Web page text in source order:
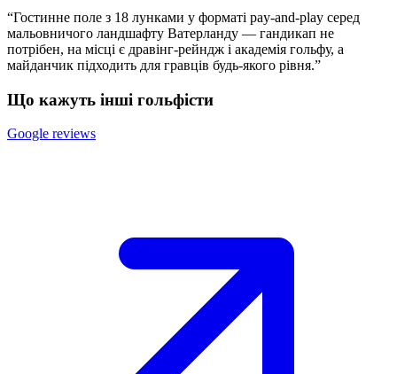
“Гостинне поле з 18 лунками у форматі pay-and-play серед
мальовничого ландшафту Ватерланду — гандикап не
потрібен, на місці є дравінг-рейндж і академія гольфу, а
майданчик підходить для гравців будь-якого рівня.”
Що кажуть інші гольфісти
Google reviews